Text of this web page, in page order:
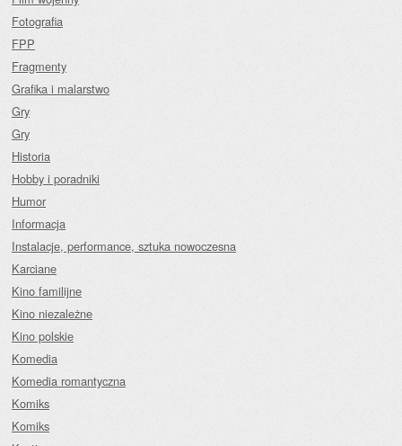
Fotografia
FPP
Fragmenty
Grafika i malarstwo
Gry
Gry
Historia
Hobby i poradniki
Humor
Informacja
Instalacje, performance, sztuka nowoczesna
Karciane
Kino familijne
Kino niezależne
Kino polskie
Komedia
Komedia romantyczna
Komiks
Komiks